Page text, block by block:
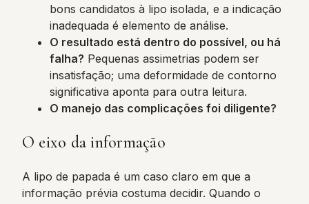
bons candidatos à lipo isolada, e a indicação
inadequada é elemento de análise.
O resultado está dentro do possível, ou há
falha? Pequenas assimetrias podem ser
insatisfação; uma deformidade de contorno
significativa aponta para outra leitura.
O manejo das complicações foi diligente?
O eixo da informação
A lipo de papada é um caso claro em que a
informação prévia costuma decidir. Quando o